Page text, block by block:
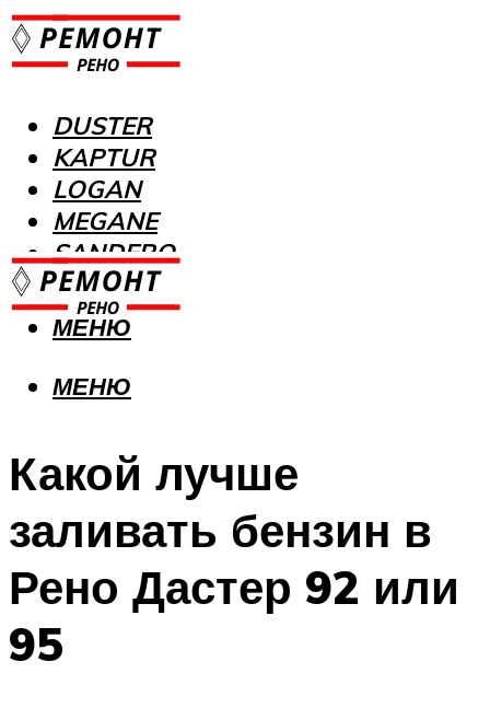
DUSTER
KAPTUR
LOGAN
MEGANE
SANDERO
МЕНЮ
МЕНЮ
Какой лучше
заливать бензин в
Рено Дастер 92 или
95